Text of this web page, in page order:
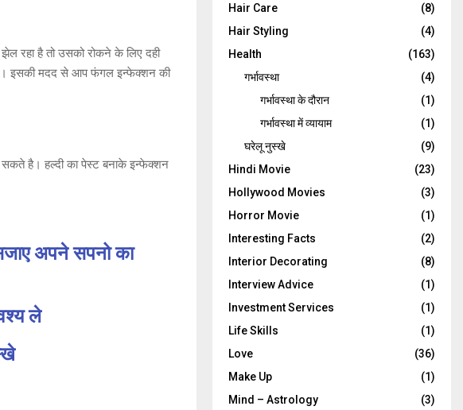
रहा है तो उसको रोकने के लिए दही
है। इसकी मदद से आप फंगल इन्फेक्शन की
सकते है। हल्दी का पेस्ट बनाके इन्फेक्शन
अपने सपनो का
ले
Hair Care
(8)
Hair Styling
(4)
Health
(163)
गर्भावस्था
(4)
गर्भावस्‍था के दौरान
(1)
गर्भावस्था में व्यायाम
(1)
घरेलू नुस्‍खे
(9)
Hindi Movie
(23)
Hollywood Movies
(3)
Horror Movie
(1)
Interesting Facts
(2)
Interior Decorating
(8)
Interview Advice
(1)
Investment Services
(1)
Life Skills
(1)
Love
(36)
Make Up
(1)
Mind – Astrology
(3)